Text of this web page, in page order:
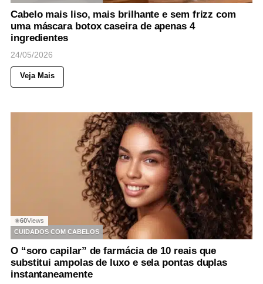
Cabelo mais liso, mais brilhante e sem frizz com
uma máscara botox caseira de apenas 4
ingredientes
24/05/2026
Veja Mais
◉60Views
CUIDADOS COM CABELOS
O “soro capilar” de farmácia de 10 reais que
substitui ampolas de luxo e sela pontas duplas
instantaneamente